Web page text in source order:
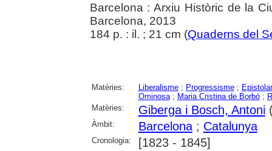
Barcelona : Arxiu Històric de la
Barcelona, 2013
184 p. : il. ; 21 cm (Quaderns del
Matèries: Liberalisme; Progressisme;
Ominosa; Maria Cristina de Borbó;
Matèries:
Giberga i Bosch, Antoni
Àmbit: Barcelona; Catalunya
Cronologia: [1823 - 1845]